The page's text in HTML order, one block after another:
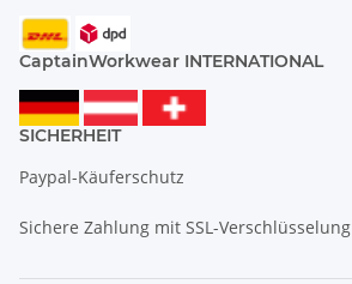
CaptainWorkwear INTERNATIONAL
SICHERHEIT
Paypal-Käuferschutz
Sichere Zahlung mit SSL-Verschlüsselung